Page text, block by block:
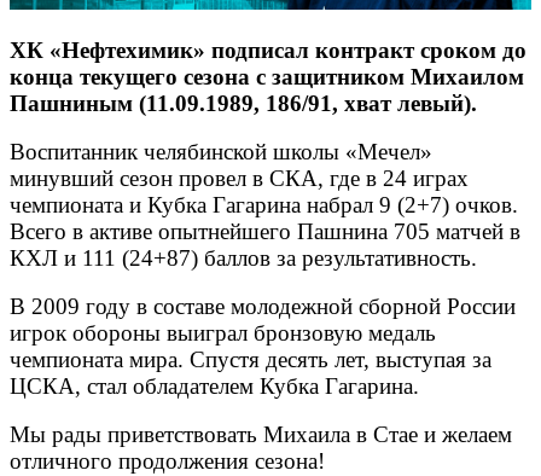
ХК «Нефтехимик» подписал контракт сроком до
конца текущего сезона с защитником Михаилом
Пашниным (11.09.1989, 186/91, хват левый).
Воспитанник челябинской школы «Мечел»
минувший сезон провел в СКА, где в 24 играх
чемпионата и Кубка Гагарина набрал 9 (2+7) очков.
Всего в активе опытнейшего Пашнина 705 матчей в
КХЛ и 111 (24+87) баллов за результативность.
В 2009 году в составе молодежной сборной России
игрок обороны выиграл бронзовую медаль
чемпионата мира. Спустя десять лет, выступая за
ЦСКА, стал обладателем Кубка Гагарина.
Мы рады приветствовать Михаила в Стае и желаем
отличного продолжения сезона!